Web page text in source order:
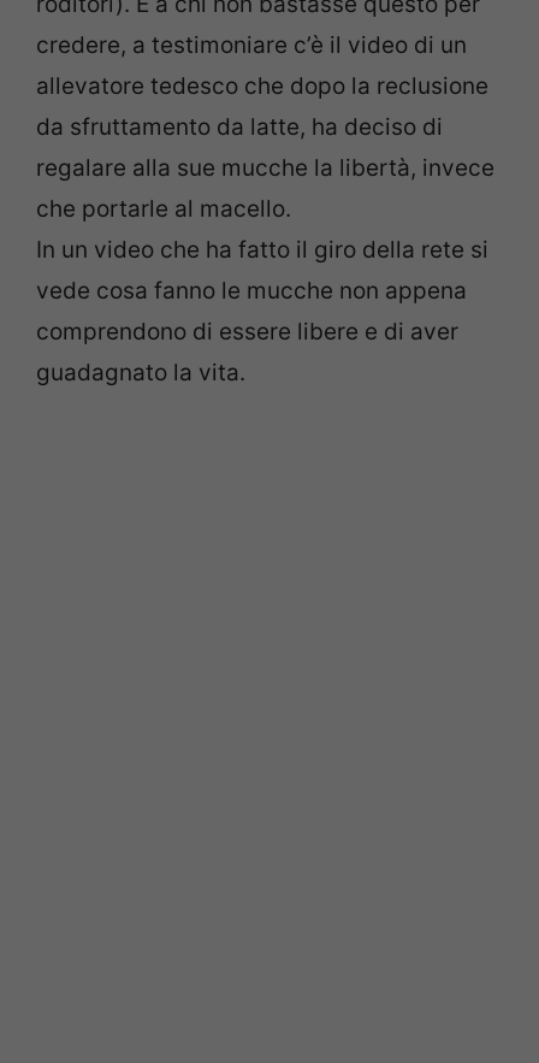
credere, a testimoniare c’è il video di un
allevatore tedesco che dopo la reclusione
da sfruttamento da latte, ha deciso di
regalare alla sue mucche la libertà, invece
che portarle al macello.
In un video che ha fatto il giro della rete si
vede cosa fanno le mucche non appena
comprendono di essere libere e di aver
guadagnato la vita.